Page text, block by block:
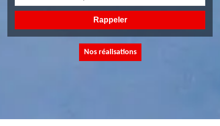
Nos réalisations